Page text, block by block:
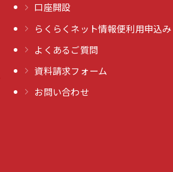
口座開設
らくらくネット情報便利用申込み
よくあるご質問
資料請求フォーム
お問い合わせ